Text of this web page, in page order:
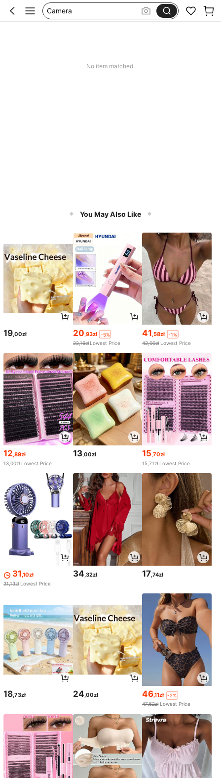
Camera
Digital Camera
No item matched.
You May Also Like
19 ,00zł 20 ,93zł
-5%
22,16zł Lowest Price
41 ,58zł
-1%
42,00zł Lowest Price
12,89zł
13,00zł Lowest Price
13,00zł 15,70zł
15,71zł Lowest Price
31,10zł
31,13zł Lowest Price
34,32zł 17,74zł
18,73zł 24,00zł 46,11zł
-2%
47,52zł Lowest Price